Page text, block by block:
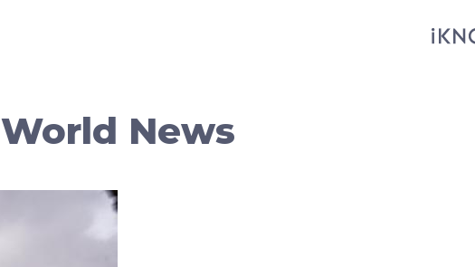
World News